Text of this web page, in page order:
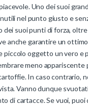
Uno dei suoi
nel punto giusto e
suoi punti di forza, oltre
anche garantire un
oggetto un vero e
meno appariscente
In caso contrario,
Vanno dunque
di cartacce. Se vuoi,